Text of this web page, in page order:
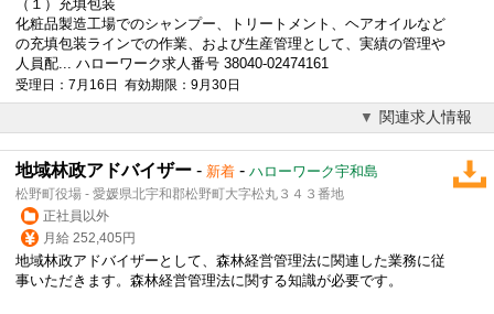
（１）充填包装
化粧品製造工場でのシャンプー、トリートメント、ヘアオイルなど
の充填包装ラインでの作業、および生産管理として、実績の管理や
人員配... ハローワーク求人番号 38040-02474161
受理日：7月16日 有効期限：9月30日
関連求人情報
地域林政アドバイザー - 新着 - ハローワーク宇和島
松野町役場 - 愛媛県北宇和郡松野町大字松丸３４３番地
正社員以外
月給 252,405円
地域林政アドバイザーとして、森林経営管理法に関連した業務に従
事いただきます。森林経営管理法に関する知識が必要です。